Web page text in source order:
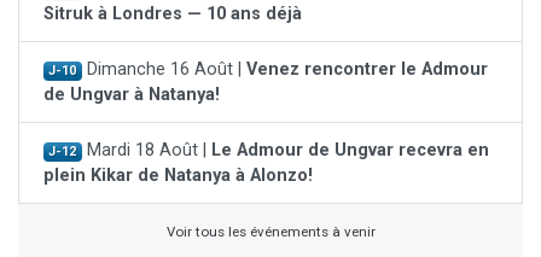
Sitruk à Londres — 10 ans déjà
J-10 Dimanche 16 Août | Venez rencontrer le Admour
de Ungvar à Natanya!
J-12 Mardi 18 Août |
Le Admour de Ungvar recevra en
plein Kikar de Natanya à Alonzo!
Voir tous les événements à venir